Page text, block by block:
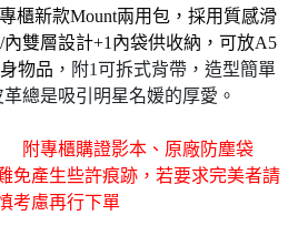
櫃新款Mount兩用包，採用質感滑
雙層設計+1內袋供收納 ， 可放A5
物品 ，附1可拆式背帶，造型簡單
總是吸引明星名媛的厚愛。
附專櫃購證影本、原廠防塵袋
免產生些許痕跡，若要求完美者請
考慮再行下單